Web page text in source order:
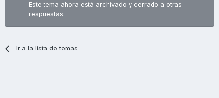
Este tema ahora está archivado y cerrado a otras
respuestas.
Ir a la lista de temas